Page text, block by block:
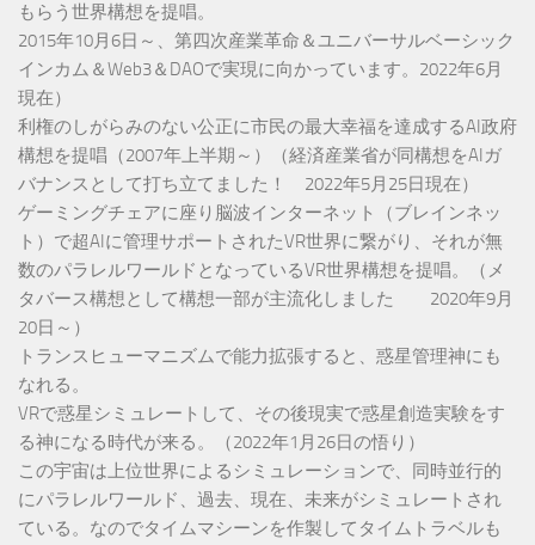
もらう世界構想を提唱。
2015年10月6日～、第四次産業革命＆ユニバーサルベーシック
インカム＆Web3＆DAOで実現に向かっています。2022年6月
現在）
利権のしがらみのない公正に市民の最大幸福を達成するAI政府
構想を提唱（2007年上半期～）（経済産業省が同構想をAIガ
バナンスとして打ち立てました！ 2022年5月25日現在）
ゲーミングチェアに座り脳波インターネット（ブレインネッ
ト）で超AIに管理サポートされたVR世界に繋がり、それが無
数のパラレルワールドとなっているVR世界構想を提唱。（メ
タバース構想として構想一部が主流化しました 2020年9月
20日～）
トランスヒューマニズムで能力拡張すると、惑星管理神にも
なれる。
VRで惑星シミュレートして、その後現実で惑星創造実験をす
る神になる時代が来る。（2022年1月26日の悟り）
この宇宙は上位世界によるシミュレーションで、同時並行的
にパラレルワールド、過去、現在、未来がシミュレートされ
ている。なのでタイムマシーンを作製してタイムトラベルも